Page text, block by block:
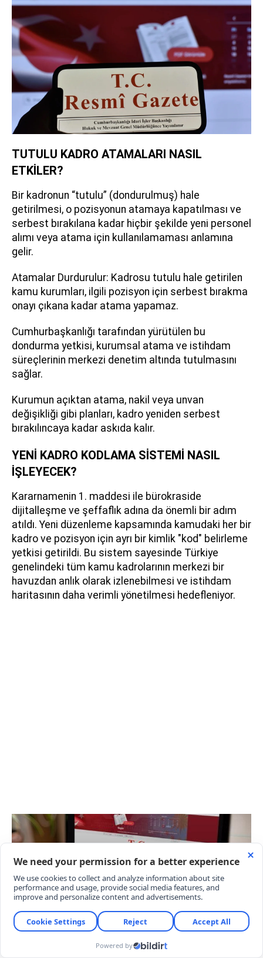
TUTULU KADRO ATAMALARI NASIL
ETKİLER?
Bir kadronun “tutulu” (dondurulmuş) hale
getirilmesi, o pozisyonun atamaya kapatılması ve
serbest bırakılana kadar hiçbir şekilde yeni personel
alımı veya atama için kullanılamaması anlamına
gelir.
Atamalar Durdurulur: Kadrosu tutulu hale getirilen
kamu kurumları, ilgili pozisyon için serbest bırakma
onayı çıkana kadar atama yapamaz.
Cumhurbaşkanlığı tarafından yürütülen bu
dondurma yetkisi, kurumsal atama ve istihdam
süreçlerinin merkezi denetim altında tutulmasını
sağlar.
Kurumun açıktan atama, nakil veya unvan
değişikliği gibi planları, kadro yeniden serbest
bırakılıncaya kadar askıda kalır.
YENİ KADRO KODLAMA SİSTEMİ NASIL
İŞLEYECEK?
Kararnamenin 1. maddesi ile bürokraside
dijitalleşme ve şeffaflık adına da önemli bir adım
atıldı. Yeni düzenleme kapsamında kamudaki her bir
kadro ve pozisyon için ayrı bir kimlik "kod" belirleme
yetkisi getirildi. Bu sistem sayesinde Türkiye
genelindeki tüm kamu kadrolarının merkezi bir
havuzdan anlık olarak izlenebilmesi ve istihdam
haritasının daha verimli yönetilmesi hedefleniyor.